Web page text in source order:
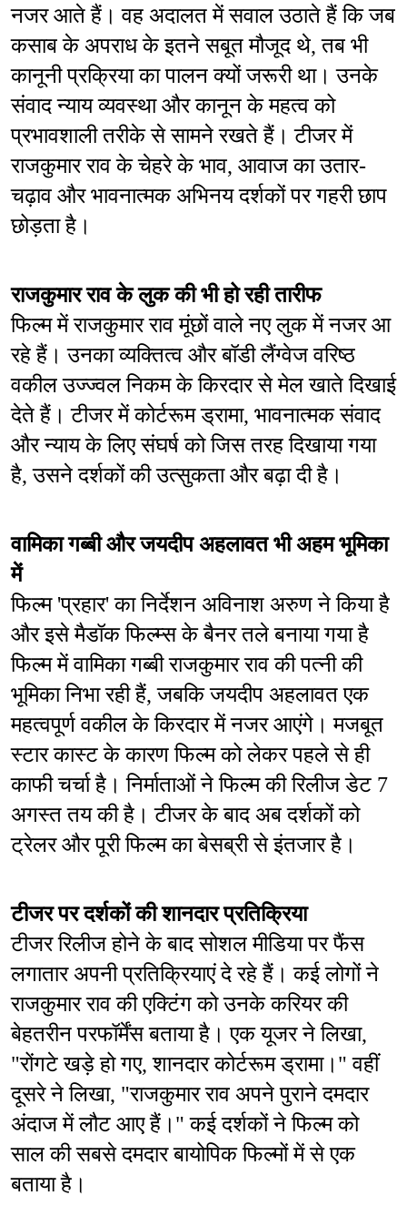
नजर आते हैं। वह अदालत में सवाल उठाते हैं कि जब
कसाब के अपराध के इतने सबूत मौजूद थे, तब भी
कानूनी प्रक्रिया का पालन क्यों जरूरी था। उनके
संवाद न्याय व्यवस्था और कानून के महत्व को
प्रभावशाली तरीके से सामने रखते हैं। टीजर में
राजकुमार राव के चेहरे के भाव, आवाज का उतार-
चढ़ाव और भावनात्मक अभिनय दर्शकों पर गहरी छाप
छोड़ता है।
राजकुमार राव के लुक की भी हो रही तारीफ
फिल्म में राजकुमार राव मूंछों वाले नए लुक में नजर आ
रहे हैं। उनका व्यक्तित्व और बॉडी लैंग्वेज वरिष्ठ
वकील उज्ज्वल निकम के किरदार से मेल खाते दिखाई
देते हैं। टीजर में कोर्टरूम ड्रामा, भावनात्मक संवाद
और न्याय के लिए संघर्ष को जिस तरह दिखाया गया
है, उसने दर्शकों की उत्सुकता और बढ़ा दी है।
वामिका गब्बी और जयदीप अहलावत भी अहम भूमिका
में
फिल्म 'प्रहार' का निर्देशन अविनाश अरुण ने किया है
और इसे मैडॉक फिल्म्स के बैनर तले बनाया गया है
फिल्म में वामिका गब्बी राजकुमार राव की पत्नी की
भूमिका निभा रही हैं, जबकि जयदीप अहलावत एक
महत्वपूर्ण वकील के किरदार में नजर आएंगे। मजबूत
स्टार कास्ट के कारण फिल्म को लेकर पहले से ही
काफी चर्चा है। निर्माताओं ने फिल्म की रिलीज डेट 7
अगस्त तय की है। टीजर के बाद अब दर्शकों को
ट्रेलर और पूरी फिल्म का बेसब्री से इंतजार है।
टीजर पर दर्शकों की शानदार प्रतिक्रिया
टीजर रिलीज होने के बाद सोशल मीडिया पर फैंस
लगातार अपनी प्रतिक्रियाएं दे रहे हैं। कई लोगों ने
राजकुमार राव की एक्टिंग को उनके करियर की
बेहतरीन परफॉर्मेंस बताया है। एक यूजर ने लिखा,
"रोंगटे खड़े हो गए, शानदार कोर्टरूम ड्रामा।" वहीं
दूसरे ने लिखा, "राजकुमार राव अपने पुराने दमदार
अंदाज में लौट आए हैं।" कई दर्शकों ने फिल्म को
साल की सबसे दमदार बायोपिक फिल्मों में से एक
बताया है।